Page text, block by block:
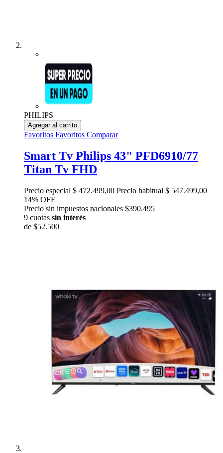
PHILIPS
Agregar al carrito
Favoritos Favoritos Comparar
Smart Tv Philips 43" PFD6910/77
Titan Tv FHD
Precio especial $ 472.499,00 Precio habitual $ 547.499,00
14% OFF
Precio sin impuestos nacionales $390.495
9 cuotas sin interés
de $52.500